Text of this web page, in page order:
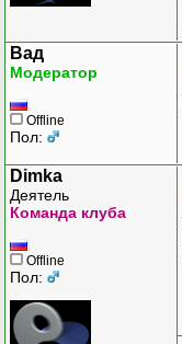
Вад
Модератор
Offline
Пол:
Dimka
Деятель
Команда клуба
Offline
Пол: